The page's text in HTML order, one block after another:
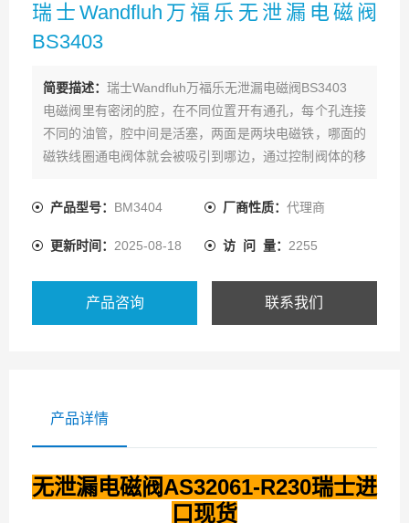
瑞士Wandfluh万福乐无泄漏电磁阀
BS3403
简要描述： 瑞士Wandfluh万福乐无泄漏电磁阀BS3403
电磁阀里有密闭的腔，在不同位置开有通孔，每个孔连接
不同的油管，腔中间是活塞，两面是两块电磁铁，哪面的
磁铁线圈通电阀体就会被吸引到哪边，通过控制阀体的移
油就会进入不同的排油管，然后通过油的压力来推动油缸
产品型号： BM3404 厂商性质： 代理商
更新时间： 2025-08-18 访 问 量： 2255
产品咨询 联系我们
产品详情
无泄漏电磁阀AS32061-R230瑞士进
口现货